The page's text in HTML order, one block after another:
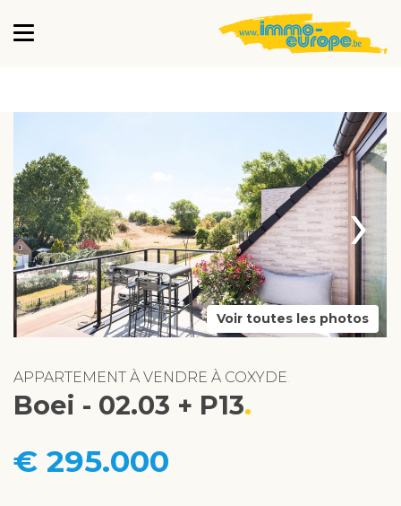
›
Voir toutes les photos
APPARTEMENT À VENDRE À COXYDE
Boei - 02.03 + P13
€ 295.000